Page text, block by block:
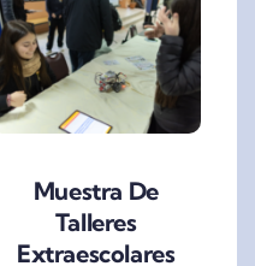
Muestra De
Talleres
Extraescolares